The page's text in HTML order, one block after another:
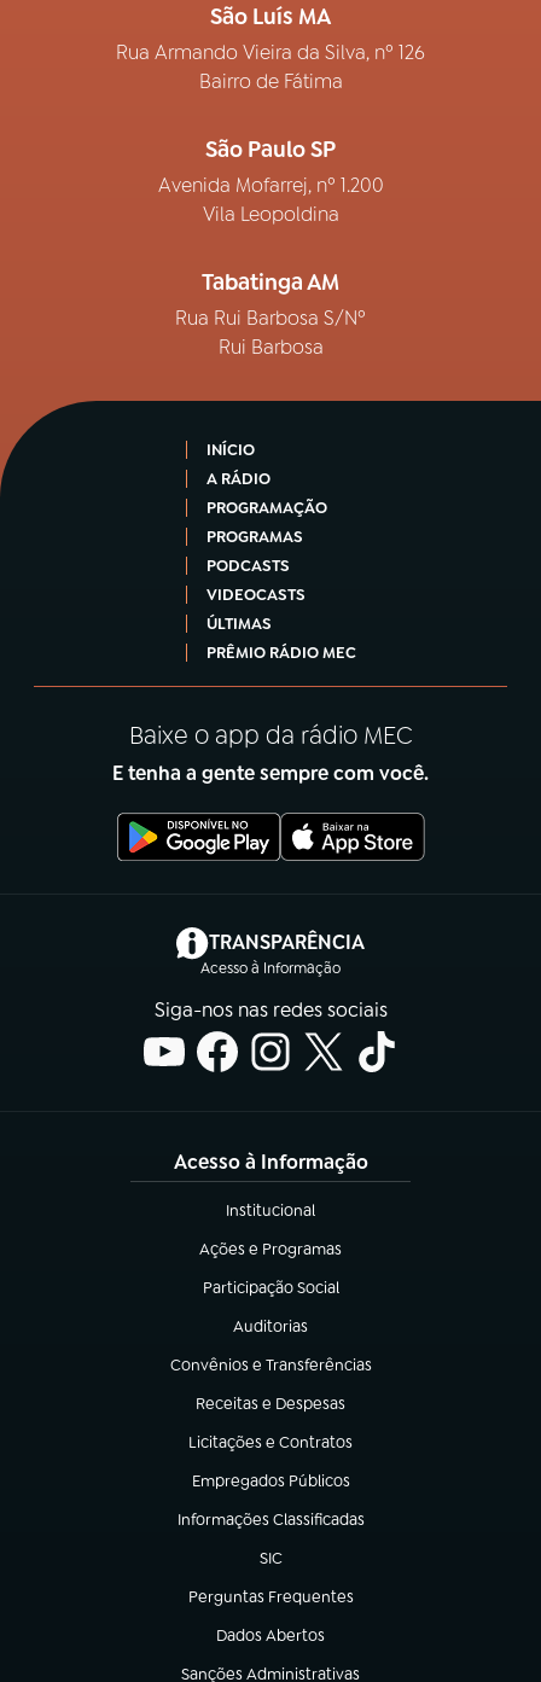
São Luís MA
Rua Armando Vieira da Silva, nº 126
Bairro de Fátima
São Paulo SP
Avenida Mofarrej, nº 1.200
Vila Leopoldina
Tabatinga AM
Rua Rui Barbosa S/Nº
Rui Barbosa
INÍCIO
A RÁDIO
PROGRAMAÇÃO
PROGRAMAS
PODCASTS
VIDEOCASTS
ÚLTIMAS
PRÊMIO RÁDIO MEC
Baixe o app da rádio MEC
E tenha a gente sempre com você.
TRANSPARÊNCIA
Acesso à Informação
(abre em nova aba)
Siga-nos nas redes sociais
Acesso à Informação
Institucional
(abre em nova aba)
Ações e Programas
(abre em nova aba)
Participação Social
(abre em nova aba)
Auditorias
(abre em nova aba)
Convênios e Transferências
(abre em nova aba)
Receitas e Despesas
(abre em nova aba)
Licitações e Contratos
(abre em nova aba)
Empregados Públicos
(abre em nova aba)
Informações Classificadas
(abre em nova aba)
SIC
(abre em nova aba)
Perguntas Frequentes
(abre em nova aba)
Dados Abertos
(abre em nova aba)
Sanções Administrativas